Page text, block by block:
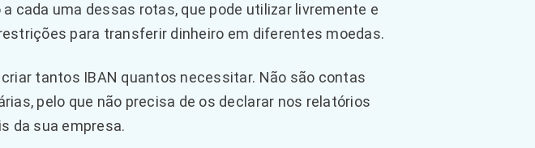
a cada uma dessas rotas, que pode utilizar livremente e
para transferir dinheiro em diferentes moedas.
criar tantos IBAN quantos necessitar. Não são contas
pelo que não precisa de os declarar nos relatórios
da sua empresa.